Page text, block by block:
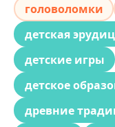
головоломки
детская
детские игры
детское
древние